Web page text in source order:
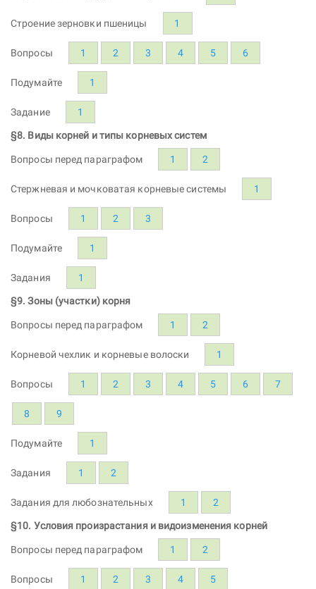
Строение зерновки пшеницы 1
Вопросы 1 2 3 4 5 6
Подумайте 1
Задание 1
§8. Виды корней и типы корневых систем
Вопросы перед параграфом 1 2
Стержневая и мочковатая корневые системы 1
Вопросы 1 2 3
Подумайте 1
Задания 1
§9. Зоны (участки) корня
Вопросы перед параграфом 1 2
Корневой чехлик и корневые волоски 1
Вопросы 1 2 3 4 5 6 7
8 9
Подумайте 1
Задания 1 2
Задания для любознательных 1 2
§10. Условия произрастания и видоизменения корней
Вопросы перед параграфом 1 2
Вопросы 1 2 3 4 5